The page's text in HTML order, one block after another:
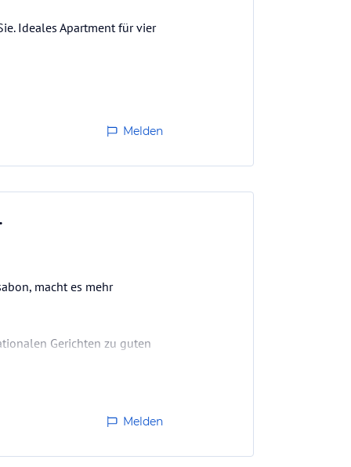
Ideales Apartment für vier
Melden
macht es mehr
Gerichten zu guten
Melden